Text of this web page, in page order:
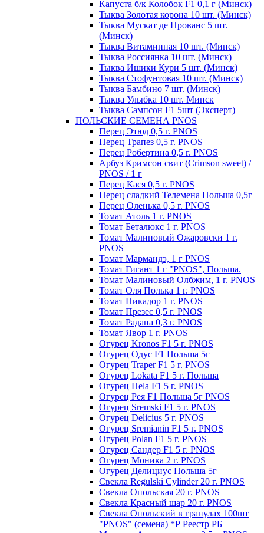
Капуста б/к Колобок F1 0,1 г (Минск)
Тыква Золотая корона 10 шт. (Минск)
Тыква Мускат де Прованс 5 шт.
(Минск)
Тыква Витаминная 10 шт. (Минск)
Тыква Россиянка 10 шт. (Минск)
Тыква Ишики Кури 5 шт. (Минск)
Тыква Стофунтовая 10 шт. (Минск)
Тыква Бамбино 7 шт. (Минск)
Тыква Улыбка 10 шт. Минск
Тыква Сампсон F1 5шт (Эксперт)
ПОЛЬСКИЕ СЕМЕНА PNOS
Перец Этюд 0,5 г. PNOS
Перец Трапез 0,5 г. PNOS
Перец Робертина 0,5 г. PNOS
Арбуз Кримсон свит (Crimson sweet) /
PNOS / 1 г
Перец Кася 0,5 г. PNOS
Перец сладкий Телемена Польша 0,5г
Перец Оленька 0,5 г. PNOS
Томат Атоль 1 г. PNOS
Томат Беталюкс 1 г. PNOS
Томат Малиновый Ожаровски 1 г.
PNOS
Томат Мармандэ, 1 г PNOS
Томат Гигант 1 г "PNOS", Польша.
Томат Малиновый Олбжим, 1 г. PNOS
Томат Оля Полька 1 г. PNOS
Томат Пикадор 1 г. PNOS
Томат Презес 0,5 г. PNOS
Toмaт Рaдaнa 0,3 г. PNOS
Томат Явор 1 г. PNOS
Огурец Kronos F1 5 г. PNOS
Огурец Одус F1 Польша 5г
Огурец Traper F1 5 г. PNOS
Огурец Lokata F1 5 г. Польша
Огурец Hela F1 5 г. PNOS
Огурец Рея F1 Польша 5г PNOS
Огурец Sremski F1 5 г. PNOS
Огурец Delicius 5 г. PNOS
Огурец Sremianin F1 5 г. PNOS
Огурец Polan F1 5 г. PNOS
Огурец Сандер F1 5 г. PNOS
Огурец Моника 2 г. PNOS
Огурец Делициус Польша 5г
Свекла Regulski Cylinder 20 г. PNOS
Свекла Опольская 20 г. PNOS
Свекла Красный шар 20 г. PNOS
Свекла Опольский в гранулах 100шт
"PNOS" (семена) *Р Реестр РБ